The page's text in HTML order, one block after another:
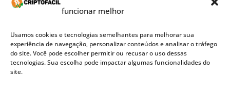
funcionar melhor
Usamos cookies e tecnologias semelhantes para melhorar sua
experiência de navegação, personalizar conteúdos e analisar o tráfego
do site. Você pode escolher permitir ou recusar o uso dessas
tecnologias. Sua escolha pode impactar algumas funcionalidades do
site.
perspectivas de crescimento mundial. Para os
gestores de fundos pesquisados ​​pelo BofA, a